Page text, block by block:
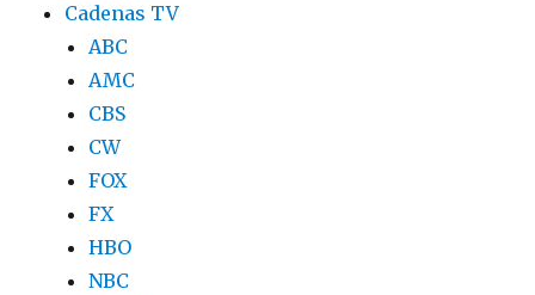
Cadenas TV
ABC
AMC
CBS
CW
FOX
FX
HBO
NBC